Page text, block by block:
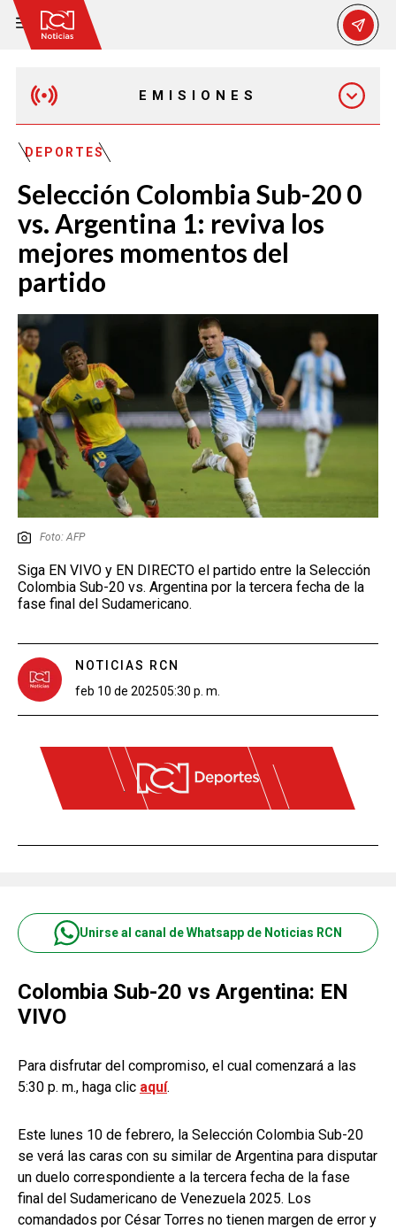
EMISIONES
EMISIÓN 12:30 PM
EMISIÓN 7:00 PM
EMISIÓN 11:30 PM
DEPORTES
Selección Colombia Sub-20 0
vs. Argentina 1: reviva los
mejores momentos del
partido
Foto: AFP
Siga EN VIVO y EN DIRECTO el partido entre la Selección
Colombia Sub-20 vs. Argentina por la tercera fecha de la
fase final del Sudamericano.
NOTICIAS RCN
feb 10 de 202505:30 p. m.
Unirse al canal de Whatsapp de Noticias RCN
Colombia Sub-20 vs Argentina: EN
VIVO
Para disfrutar del compromiso, el cual comenzará a las
5:30 p. m., haga clic aquí.
Este lunes 10 de febrero, la Selección Colombia Sub-20
se verá las caras con su similar de Argentina para disputar
un duelo correspondiente a la tercera fecha de la fase
final del Sudamericano de Venezuela 2025. Los
comandados por César Torres no tienen margen de error y